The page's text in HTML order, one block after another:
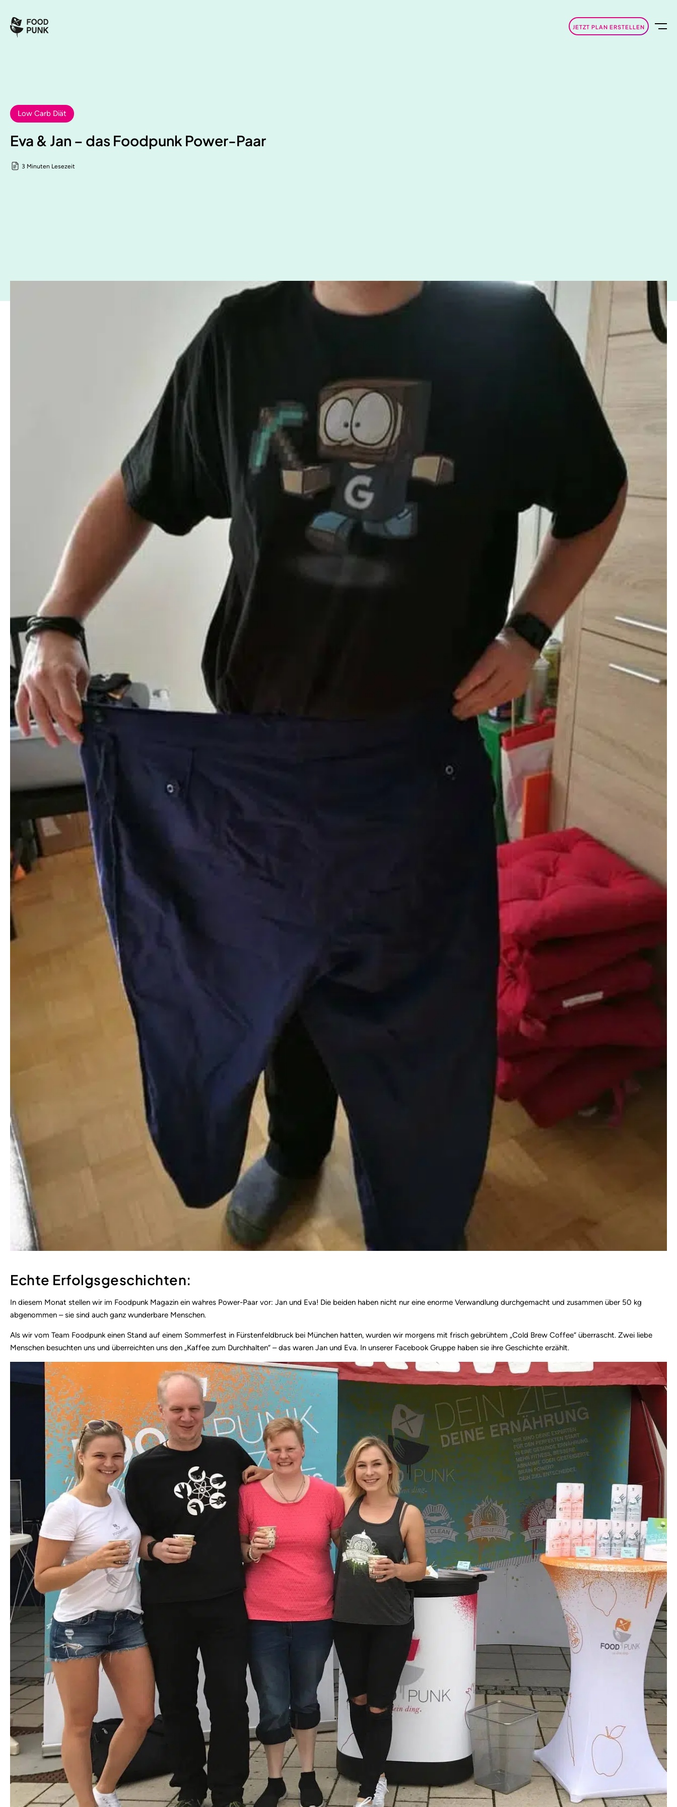
JETZT PLAN ERSTELLEN
Low Carb Diät
Eva & Jan – das Foodpunk Power-Paar
3 Minuten Lesezeit
Echte Erfolgsgeschichten:
In diesem Monat stellen wir im Foodpunk Magazin ein wahres Power-Paar vor: Jan und Eva! Die beiden haben nicht nur eine enorme Verwandlung durchgemacht und zusammen über 50 kg
abgenommen – sie sind auch ganz wunderbare Menschen.
Als wir vom Team Foodpunk einen Stand auf einem Sommerfest in Fürstenfeldbruck bei München hatten, wurden wir morgens mit frisch gebrühtem „Cold Brew Coffee“ überrascht. Zwei liebe
Menschen besuchten uns und überreichten uns den „Kaffee zum Durchhalten“ – das waren Jan und Eva. In unserer Facebook Gruppe haben sie ihre Geschichte erzählt.